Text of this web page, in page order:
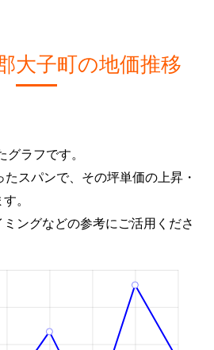
大子町の地価推移
ラフです。
スパンで、その坪単価の上昇・
。
ングなどの参考にご活用くださ